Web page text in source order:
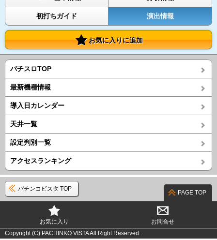
初打ちガイド 演出情報
お気に入りに追加
パチスロTOP
最新機種情報
導入日カレンダー
天井一覧
設定判別一覧
アクセスランキング
パチンコビスタ TOP
PAGE TOP
お気に入り
お問合せ
Copyright (C) PACHINKO VISTA All Right Reserved.